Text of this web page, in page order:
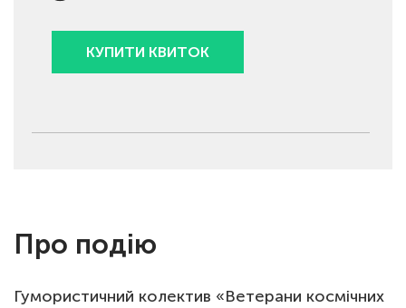
КУПИТИ КВИТОК
Про подію
Гумористичний колектив «Ветерани космічних